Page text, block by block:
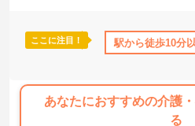
ス・賞与あり 社会保険完備 交
ここに注目！ 駅から徒歩10分
あなたにおすすめの介護
る